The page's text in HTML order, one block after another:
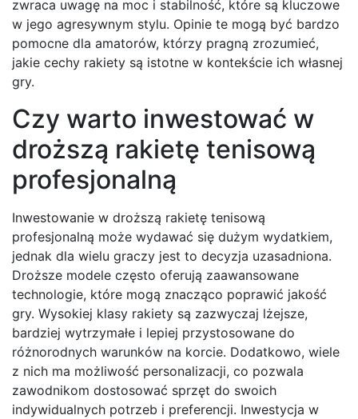
zwraca uwagę na moc i stabilność, które są kluczowe
w jego agresywnym stylu. Opinie te mogą być bardzo
pomocne dla amatorów, którzy pragną zrozumieć,
jakie cechy rakiety są istotne w kontekście ich własnej
gry.
Czy warto inwestować w
droższą rakietę tenisową
profesjonalną
Inwestowanie w droższą rakietę tenisową
profesjonalną może wydawać się dużym wydatkiem,
jednak dla wielu graczy jest to decyzja uzasadniona.
Droższe modele często oferują zaawansowane
technologie, które mogą znacząco poprawić jakość
gry. Wysokiej klasy rakiety są zazwyczaj lżejsze,
bardziej wytrzymałe i lepiej przystosowane do
różnorodnych warunków na korcie. Dodatkowo, wiele
z nich ma możliwość personalizacji, co pozwala
zawodnikom dostosować sprzęt do swoich
indywidualnych potrzeb i preferencji. Inwestycja w